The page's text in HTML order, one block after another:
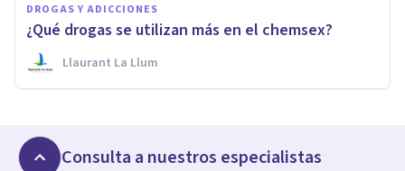
DROGAS Y ADICCIONES
¿Qué drogas se utilizan más en el chemsex?
Llaurant La Llum
Consulta a nuestros especialistas